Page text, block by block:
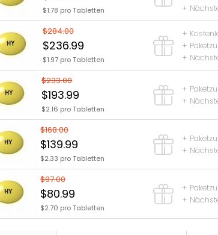
$1.78 pro Tabletten
+
$284.00
$236.99
$1.97 pro Tabletten
+
+
+
$233.00
$193.99
$2.16 pro Tabletten
+
+
$168.00
$139.99
$2.33 pro Tabletten
+
+
$97.00
$80.99
$2.70 pro Tabletten
+
+